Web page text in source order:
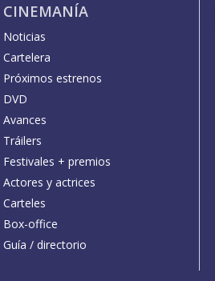
CINEMANÍA
Noticias
Cartelera
Próximos estrenos
DVD
Avances
Tráilers
Festivales + premios
Actores y actrices
Carteles
Box-office
Guía / directorio